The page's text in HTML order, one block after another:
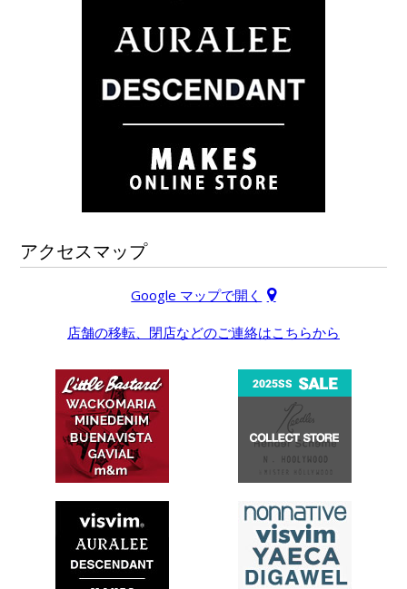
アクセスマップ
Google マップで開く
店舗の移転、閉店などのご連絡はこちらから